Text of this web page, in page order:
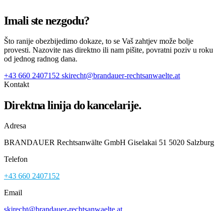
Imali ste nezgodu?
Što ranije obezbijedimo dokaze, to se Vaš zahtjev može bolje
provesti. Nazovite nas direktno ili nam pišite, povratni poziv u roku
od jednog radnog dana.
+43 660 2407152 skirecht@brandauer-rechtsanwaelte.at
Kontakt
Direktna linija do kancelarije.
Adresa
BRANDAUER Rechtsanwälte GmbH Giselakai 51 5020 Salzburg
Telefon
+43 660 2407152
Email
skirecht@brandauer-rechtsanwaelte.at